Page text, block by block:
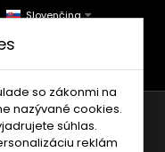
Slovenčina
9-12 a 13-17)
so zákonmi na
nazývané cookies.
súhlas.
reklám